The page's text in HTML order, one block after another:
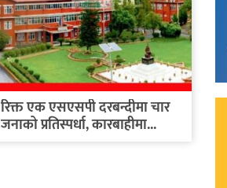
रिक्त एक एसएसपी दरबन्दीमा चार
जनाको प्रतिस्पर्धा, कारबाहीमा...